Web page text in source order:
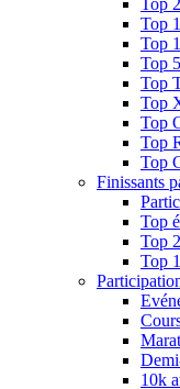
Top
Top
Top
Top
Top
Top
Top
Top
Top
Finissants
Top
Top
Top
10k